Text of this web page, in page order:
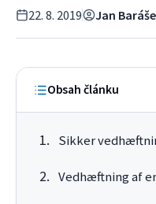
22. 8. 2019 Jan
Obsah článku
Sikker
Vedhæftning af